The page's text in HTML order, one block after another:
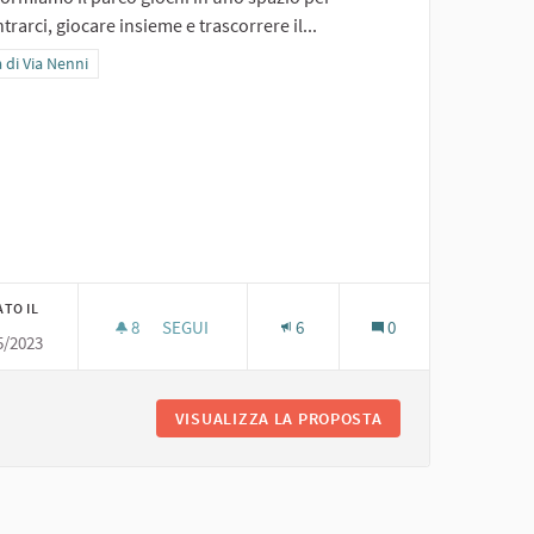
giocare insieme e trascorrere il...
i risultati per categoria: Area di Via Nenni
di Via Nenni
IL
2023
8 8 SOSTENITORI
SEGUI 6 0
VISUALIZZA LA PROPOSTA